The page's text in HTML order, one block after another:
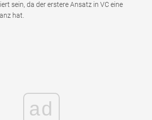
sein, da der erstere Ansatz in VC eine
hat.
ad